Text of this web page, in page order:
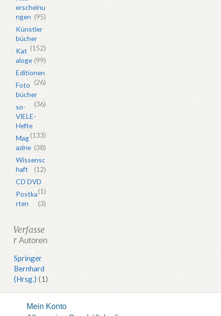
erscheinu
ngen (95)
Künstler
bücher
(152)
Kat
aloge (99)
Editionen
(26)
Foto
bücher
(36)
so-
VIELE-
Hefte
(133)
Mag
azine (38)
Wissensc
haft
(12)
CD DVD
(1)
Postka
rten
(3)
Verfasse
r Autoren
Springer
Bernhard
(Hrsg.) (1)
Mein Konto